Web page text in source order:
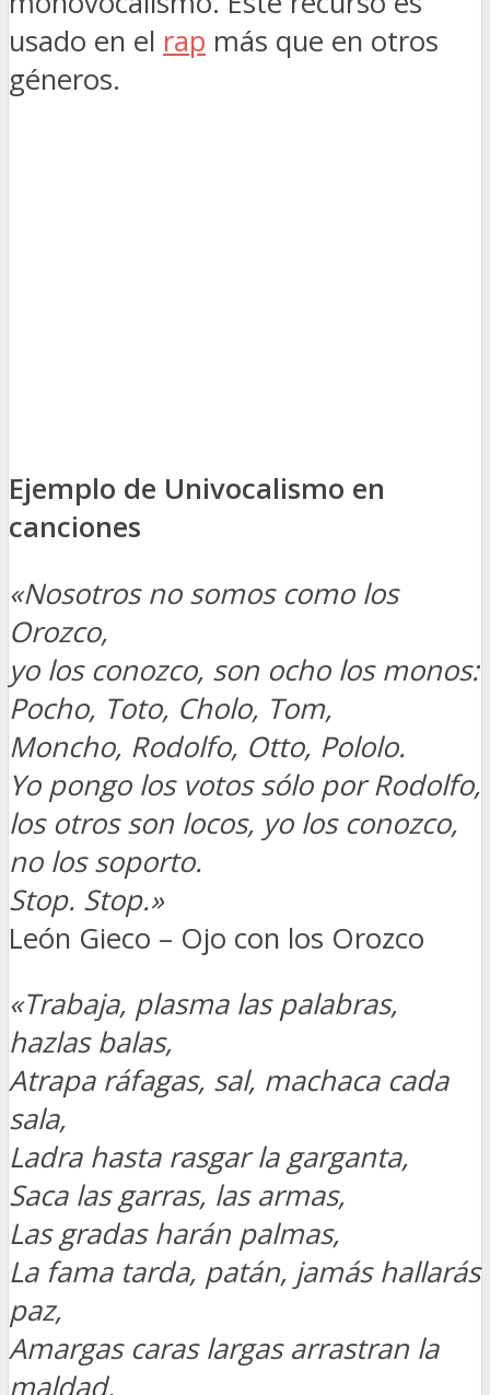
usado en el rap más que en otros
géneros.
Ejemplo de Univocalismo en
canciones
«Nosotros no somos como los
Orozco,
yo los conozco, son ocho los monos:
Pocho, Toto, Cholo, Tom,
Moncho, Rodolfo, Otto, Pololo.
Yo pongo los votos sólo por Rodolfo,
los otros son locos, yo los conozco,
no los soporto.
Stop. Stop.»
León Gieco – Ojo con los Orozco
«Trabaja, plasma las palabras,
hazlas balas,
Atrapa ráfagas, sal, machaca cada
sala,
Ladra hasta rasgar la garganta,
Saca las garras, las armas,
Las gradas harán palmas,
La fama tarda, patán, jamás hallarás
paz,
Amargas caras largas arrastran la
maldad,